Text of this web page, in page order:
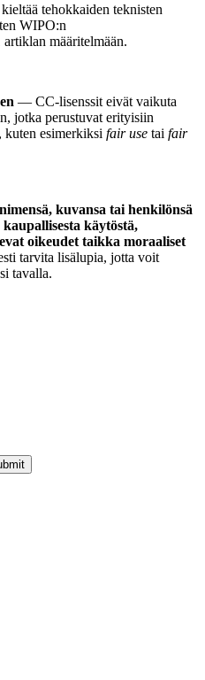
tehokkaiden teknisten
WIPO:n
määritelmään.
— CC-lisenssit eivät vaikuta
jotka perustuvat erityisiin
esimerkiksi fair use tai fair
kuvansa tai henkilönsä
käytöstä,
oikeudet taikka moraaliset
tarvita lisälupia, jotta voit
tavalla.